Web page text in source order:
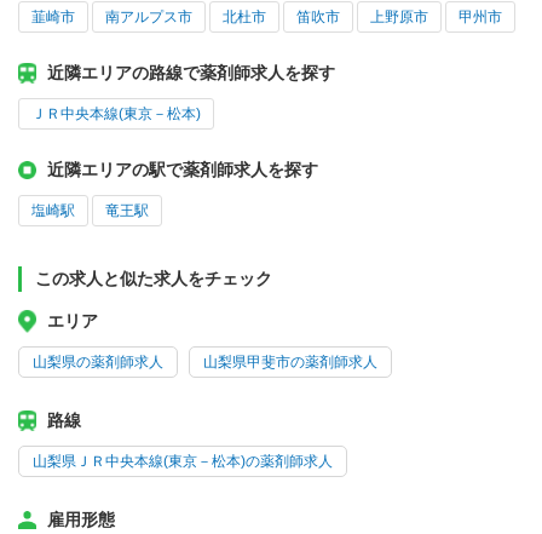
韮崎市 南アルプス市 北杜市 笛吹市 上野原市 甲州市
近隣エリアの路線で薬剤師求人を探す
ＪＲ中央本線(東京－松本)
近隣エリアの駅で薬剤師求人を探す
塩崎駅 竜王駅
この求人と似た求人をチェック
エリア
山梨県の薬剤師求人 山梨県甲斐市の薬剤師求人
路線
山梨県ＪＲ中央本線(東京－松本)の薬剤師求人
雇用形態